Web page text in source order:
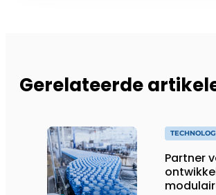
Gerelateerde
Partner